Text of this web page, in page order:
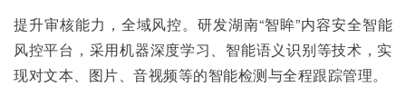
提升审核能力，全域风控。研发湖南“智眸”内容安全智能
风控平台，采用机器深度学习、智能语义识别等技术，实
现对文本、图片、音视频等的智能检测与全程跟踪管理。